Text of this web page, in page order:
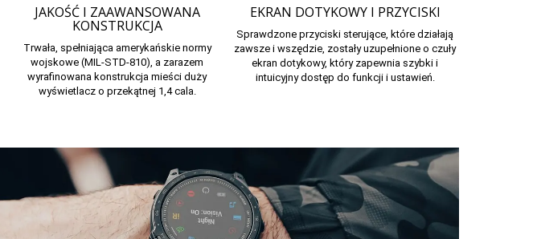
JAKOŚĆ I ZAAWANSOWANA
KONSTRUKCJA
Trwała, spełniająca amerykańskie normy
wojskowe (MIL-STD-810), a zarazem
wyrafinowana konstrukcja mieści duży
wyświetlacz o przekątnej 1,4 cala.
EKRAN DOTYKOWY I PRZYCISKI
Sprawdzone przyciski sterujące, które działają
zawsze i wszędzie, zostały uzupełnione o czuły
ekran dotykowy, który zapewnia szybki i
intuicyjny dostęp do funkcji i ustawień.